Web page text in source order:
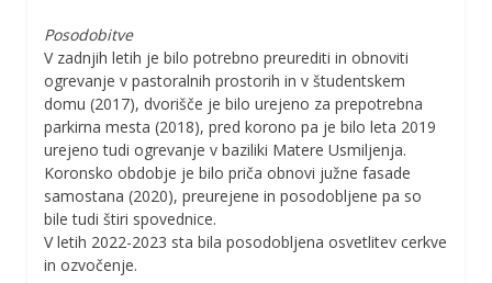
Posodobitve
V zadnjih letih je bilo potrebno preurediti in obnoviti
ogrevanje v pastoralnih prostorih in v študentskem
domu (2017), dvorišče je bilo urejeno za prepotrebna
parkirna mesta (2018), pred korono pa je bilo leta 2019
urejeno tudi ogrevanje v baziliki Matere Usmiljenja.
Koronsko obdobje je bilo priča obnovi južne fasade
samostana (2020), preurejene in posodobljene pa so
bile tudi štiri spovednice.
V letih 2022-2023 sta bila posodobljena osvetlitev cerkve
in ozvočenje.